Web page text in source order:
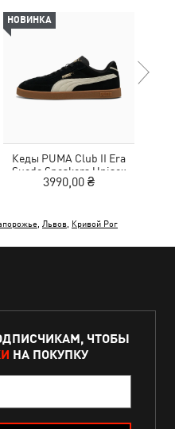
НОВИНКА
Кеды PUMA Club II Era
Suede Sneakers Unisex
3990,00 ₴
Львов Кривой Рог
ЧТОБЫ
НА ПОКУПКУ